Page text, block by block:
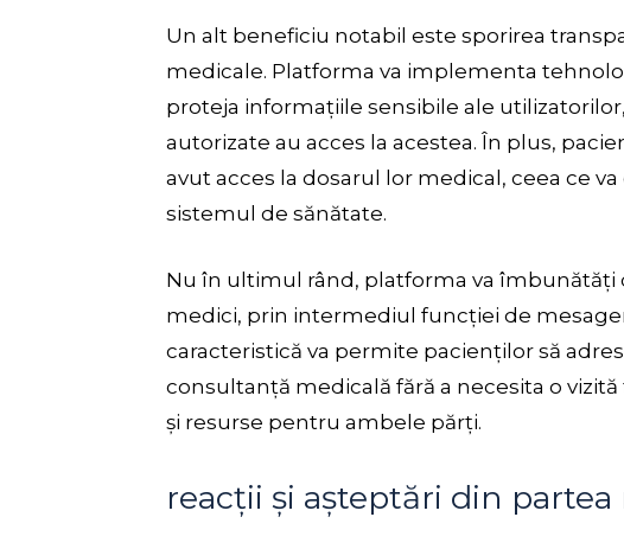
Un alt beneficiu notabil este sporirea
medicale. Platforma va implementa
proteja informațiile sensibile ale
autorizate au acces la acestea. În plus,
avut acces la dosarul lor medical, ceea ce
sistemul de sănătate.
Nu în ultimul rând, platforma va îmbunătăți
medici, prin intermediul funcției de
caracteristică va permite pacienților să
consultanță medicală fără a necesita o
și resurse pentru ambele părți.
reacții și așteptări din